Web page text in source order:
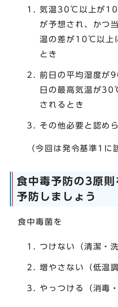
気温30℃以上が10
が予想され、かつ
温の差が10℃以上
とき
前日の平均湿度が
日の最高気温が
されるとき
その他必要と認め
（今回は発令基準1に
食中毒予防の3原則
予防しましょう
食中毒菌を
つけない（清潔・
増やさない（低温
やっつける（消毒